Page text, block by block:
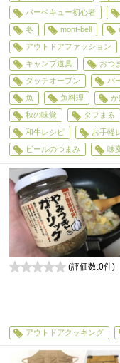
バーベキュー初心者
冬
mont-bell
アウトドアファッション
キャンプ道具
おつ
ダッチオーブン
バ
魚
魚料理 か
秋の味覚
タフまる
和牛レシピ
お手軽
ビールのつまみ
味
(評価数:0件)
アウトドアクッキング